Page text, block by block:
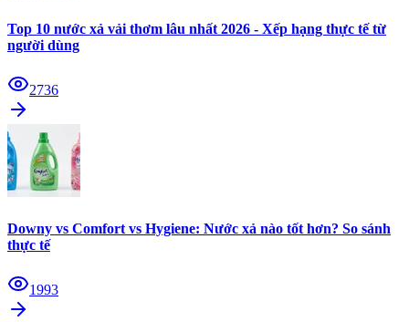
Top 10 nước xả vải thơm lâu nhất 2026 - Xếp hạng thực tế từ
người dùng
2736
Downy vs Comfort vs Hygiene: Nước xả nào tốt hơn? So sánh
thực tế
1993